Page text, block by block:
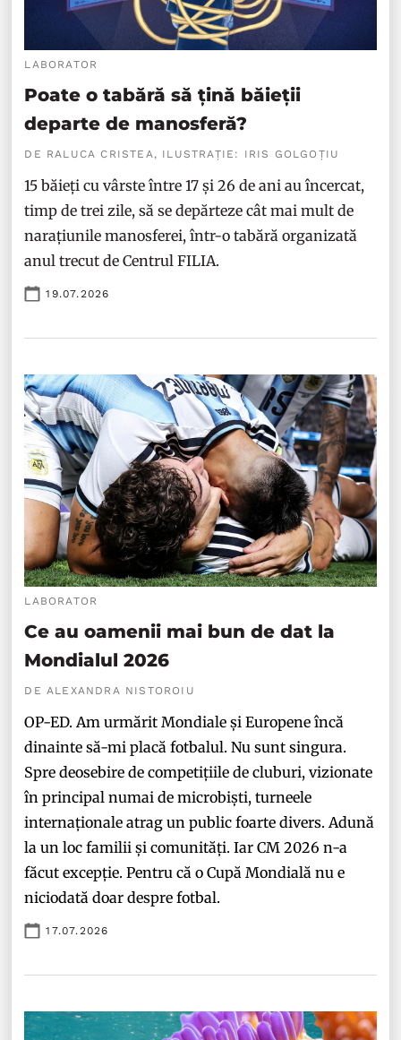
LABORATOR
Poate o tabără să țină băieții
departe de manosferă?
DE RALUCA CRISTEA, ILUSTRAȚIE: IRIS GOLGOȚIU
15 băieți cu vârste între 17 și 26 de ani au încercat,
timp de trei zile, să se depărteze cât mai mult de
narațiunile manosferei, într-o tabără organizată
anul trecut de Centrul FILIA.
19.07.2026
LABORATOR
Ce au oamenii mai bun de dat la
Mondialul 2026
DE ALEXANDRA NISTOROIU
OP-ED. Am urmărit Mondiale și Europene încă
dinainte să-mi placă fotbalul. Nu sunt singura.
Spre deosebire de competițiile de cluburi, vizionate
în principal numai de microbiști, turneele
internaționale atrag un public foarte divers. Adună
la un loc familii și comunități. Iar CM 2026 n-a
făcut excepție. Pentru că o Cupă Mondială nu e
niciodată doar despre fotbal.
17.07.2026